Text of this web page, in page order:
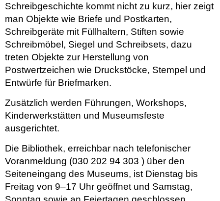
Schreibgeschichte kommt nicht zu kurz, hier zeigt
man Objekte wie Briefe und Postkarten,
Schreibgeräte mit Füllhaltern, Stiften sowie
Schreibmöbel, Siegel und Schreibsets, dazu
treten Objekte zur Herstellung von
Postwertzeichen wie Druckstöcke, Stempel und
Entwürfe für Briefmarken.
Zusätzlich werden Führungen, Workshops,
Kinderwerkstätten und Museumsfeste
ausgerichtet.
Die Bibliothek, erreichbar nach telefonischer
Voranmeldung (030 202 94 303 ) über den
Seiteneingang des Museums, ist Dienstag bis
Freitag von 9–17 Uhr geöffnet und Samstag,